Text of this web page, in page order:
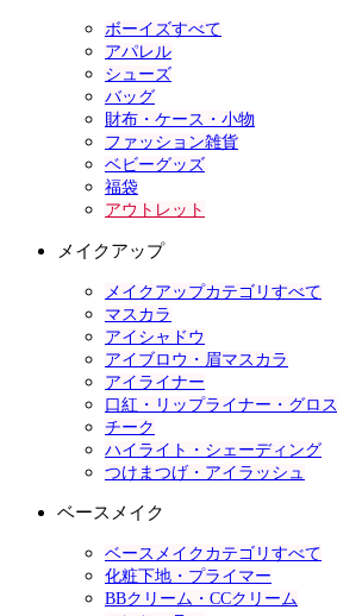
ボーイズすべて
アパレル
シューズ
バッグ
財布・ケース・小物
ファッション雑貨
ベビーグッズ
福袋
アウトレット
メイクアップ
メイクアップカテゴリすべて
マスカラ
アイシャドウ
アイブロウ・眉マスカラ
アイライナー
口紅・リップライナー・グロス
チーク
ハイライト・シェーディング
つけまつげ・アイラッシュ
ベースメイク
ベースメイクカテゴリすべて
化粧下地・プライマー
BBクリーム・CCクリーム